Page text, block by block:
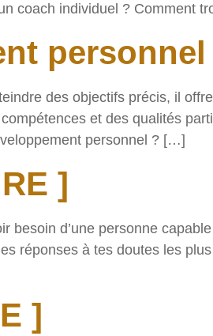
coach individuel ? Comment
personnel
des objectifs précis, il
et des qualités
personnel ? […]
]
besoin d’une personne
réponses à tes doutes les
]